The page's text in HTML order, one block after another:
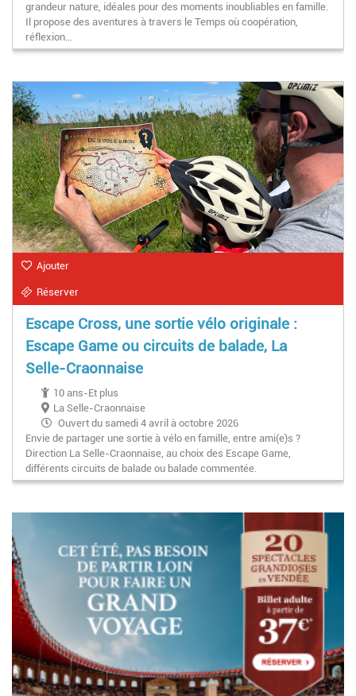
grandeur nature, idéales pour des moments inoubliables en famille.
Il propose des aventures à travers le Temps où coopération,
réflexion…
Ajouter
Réserver
Escape Cross, une sortie vélo originale :
Escape Game ou circuits de balade, La
Selle-Craonnaise
10 ans-Et plus
La Selle-Craonnaise
Ouvert du samedi 4 avril à octobre 2026
Envie de partager une sortie à vélo en famille, entre ami(e)s ?
Direction La Selle-Craonnaise, au choix des Escape Game,
différents circuits de balade ou balade commentée.